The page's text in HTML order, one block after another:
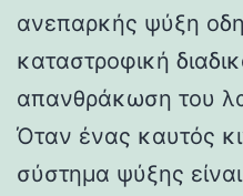
ανεπαρκής ψύξη
καταστροφική
απανθράκωση του
Όταν ένας καυτός
σύστημα ψύξης